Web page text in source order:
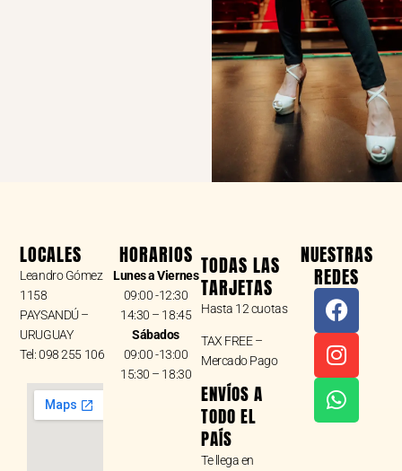
LOCALES
Leandro Gómez
1158
PAYSANDÚ –
URUGUAY
Tel: 098 255 106
HORARIOS
Lunes a Viernes
09:00 -12:30
14:30 – 18:45
Sábados
09:00 -13:00
15:30 – 18:30
TODAS LAS
TARJETAS
Hasta 12 cuotas
TAX FREE –
Mercado Pago
ENVÍOS A
TODO EL
PAÍS
Te llega en
NUESTRAS
REDES
F
a
c
e
b
o
I
n
s
t
a
g
W
h
a
t
s
a